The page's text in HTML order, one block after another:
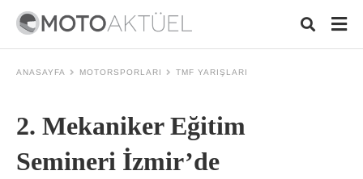
ANASAYFA MOTORSPORLARI TMF YARIŞLARI
2. Mekaniker Eğitim
Semineri İzmir’de